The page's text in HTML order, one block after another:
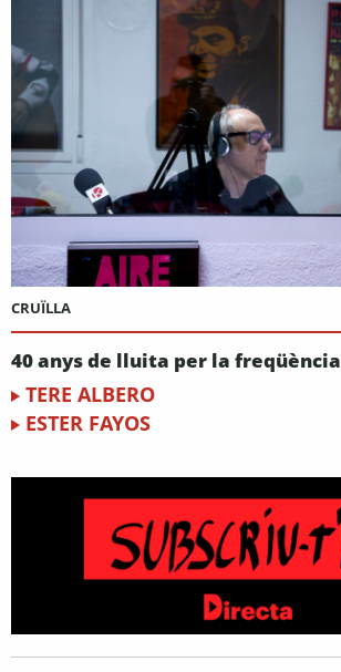
CRUÏLLA
40 anys de lluita per la freqüència
TERE ALBERO
ESTER FAYOS